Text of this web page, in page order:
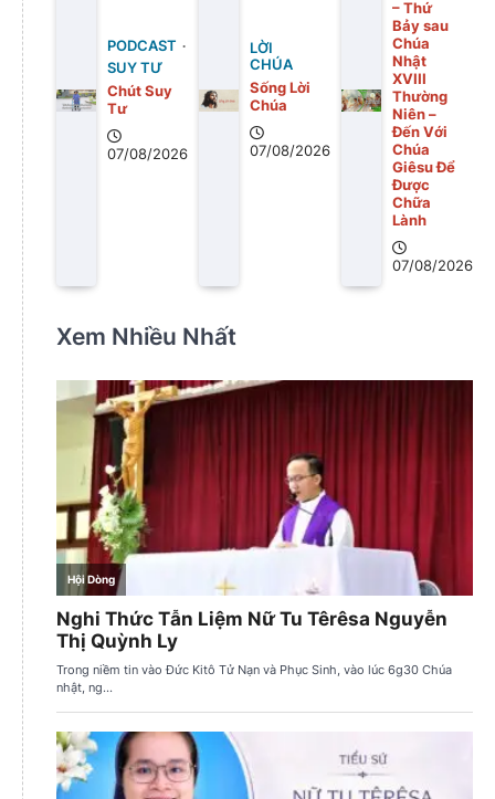
PODCAST
SUY TƯ
Chút Suy
Tư
07/08/2026
LỜI
CHÚA
Sống Lời
Chúa
07/08/2026
– Thứ
Bảy sau
Chúa
Nhật
XVIII
Thường
Niên –
Đến Với
Chúa
Giêsu Để
Được
Chữa
Lành
07/08/2026
Xem Nhiều Nhất